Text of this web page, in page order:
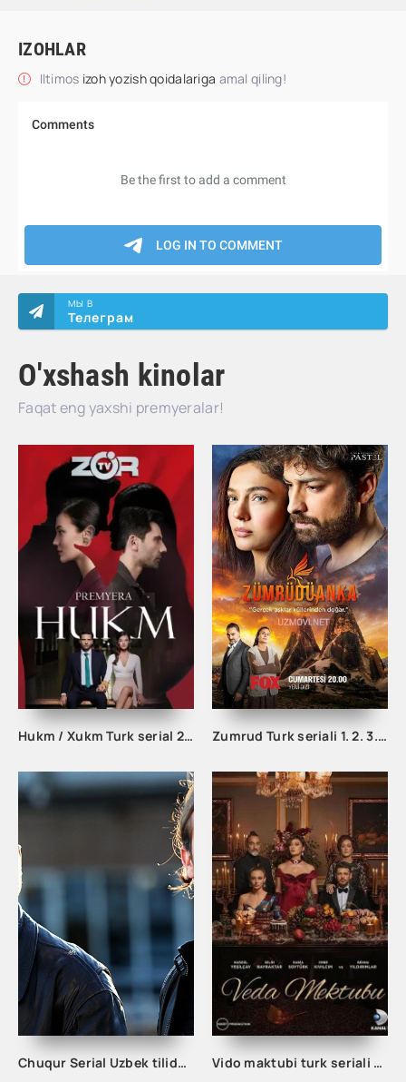
IZOHLAR
Iltimos izoh yozish qoidalariga amal qiling!
O'xshash kinolar
Faqat eng yaxshi premyeralar!
МЫ В
Телеграм
Hukm / Xukm Turk serial 203. 204. 205. 206. 207. 208. 209. 210. 211. 212. 213. 214. 215 Qism Uzbek tilida Hukim Xukim Barcha qismlari Zumrud Turk seriali 1. 2. 3. 80. 81. 82. 83. 84. 85. 86. 87. 88. 89. 90 Qism Uzbek tilida Barcha qismlar
Chuqur Serial Uzbek tilida 1. 2. 3. 10. 20. 30. 40. 50. 60. 70. 80. 90. 100. 150. 200 Qism O'zbek tilida Chuqir Seryali Barcha qismlar Vido maktubi turk seriali barcha qismlar uzbek tilida